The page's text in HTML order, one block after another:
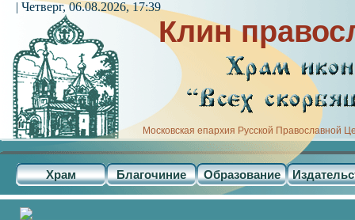
Клин
Московская епархия Русской Православной
Храм Благочиние Образование
| Четверг, 06.08.2026, 17:39